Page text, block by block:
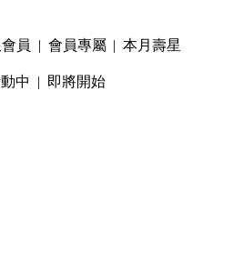
員 | 會員專屬|本月壽星
中 | 即將開始